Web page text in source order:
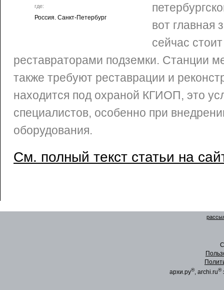
где:
Россия. Санкт-Петербург
вот главная
сейчас
реставраторами подземки. Станции
также требуют реставрации и
находится под охраной КГИОП, это
специалистов, особенно при
оборудования.
См. полный текст статьи на
архи.ру®, archi.ru®